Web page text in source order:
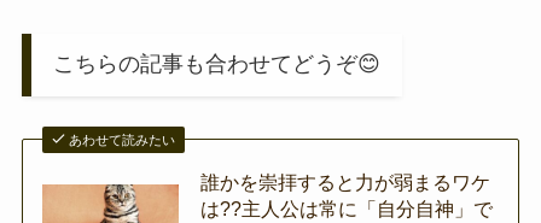
こちらの記事も合わせてどうぞ😊
あわせて読みたい
誰かを崇拝すると力が弱まるワケ
は??主人公は常に「自分自神」で